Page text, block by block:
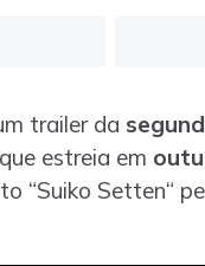
trailer da
estreia em
“Suiko Setten“